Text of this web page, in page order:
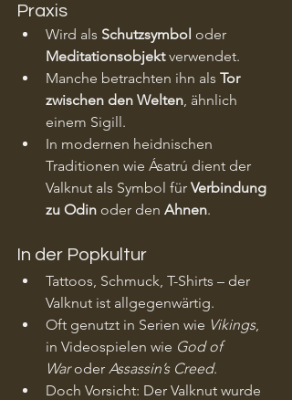
Praxis
Wird als Schutzsymbol oder
Meditationsobjekt verwendet.
Manche betrachten ihn als Tor
zwischen den Welten, ähnlich
einem Sigill.
In modernen heidnischen
Traditionen wie Ásatrú dient der
Valknut als Symbol für Verbindung
zu Odin oder den Ahnen.
In der Popkultur
Tattoos, Schmuck, T-Shirts – der
Valknut ist allgegenwärtig.
Oft genutzt in Serien wie Vikings,
in Videospielen wie God of
War oder Assassin’s Creed.
Doch Vorsicht: Der Valknut wurde